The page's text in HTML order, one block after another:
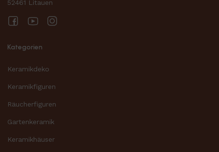
52461 Litauen
FacebookYouTube
Kategorien
Keramikdeko
Keramikfiguren
Räucherfiguren
Gartenkeramik
Keramikhäuser